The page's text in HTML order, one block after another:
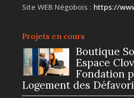
Site WEB Négobois : https://
Projets en cours
Boutique
Espace
Fondation
Logement des